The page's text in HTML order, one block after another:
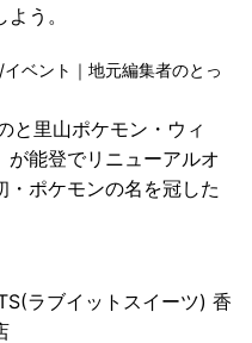
う。
ベント｜地元編集者のとっ
と里山ポケモン・ウィ
が能登でリニューアルオ
・ポケモンの名を冠した
ラブイットスイーツ) 香